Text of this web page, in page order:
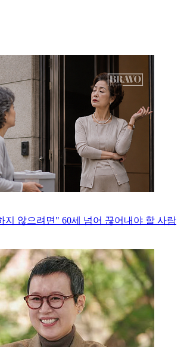
지 않으려면" 60세 넘어 끊어내야 할 사람